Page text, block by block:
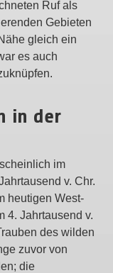
Ruf als
Gebieten
gleich ein
es auch
in der
im
v. Chr.
heutigen West-
4. Jahrtausend v.
des wilden
zuvor von
die